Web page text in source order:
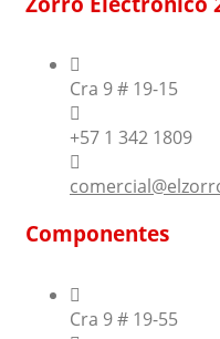
Cra 9 # 19-15
+57 1 342 1809
Componentes
Cra 9 # 19-55